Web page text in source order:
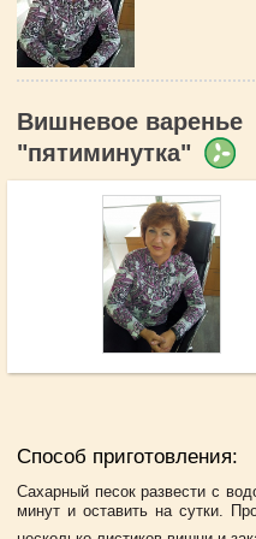
Вишневое варенье
"пятиминутка"
Способ приготовления:
Сахарный песок развести с
минут и оставить на сутки.